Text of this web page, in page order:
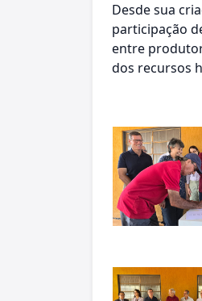
Desde sua
participação
entre
dos recursos